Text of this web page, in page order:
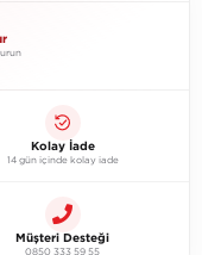
Kolay İade
14 gün içinde kolay iade
Müşteri Desteği
0850 333 59 55